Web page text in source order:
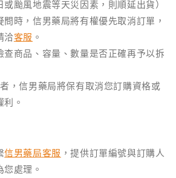
或颱風地震等天災因素，則順延出貨）
時，信男藥局將有權優先取消訂單，
洽客服 。
查商品、容量、數量是否正確再予以拆
，信男藥局將保有取消您訂購資格或
。
信男藥局客服 ，提供訂單編號與訂購人
處理。